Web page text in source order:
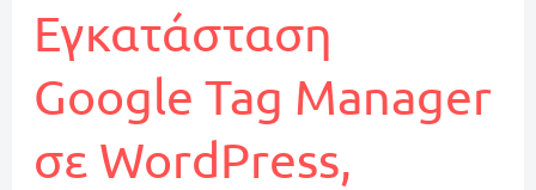
Εγκατάσταση
Google Tag Manager
σε WordPress,